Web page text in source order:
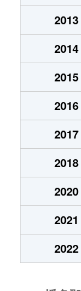
2013
2014
2015
2016
2017
2018
2020
2021
2022